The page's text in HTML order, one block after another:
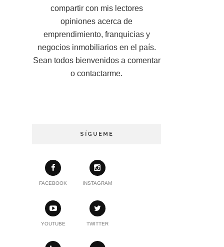
compartir con mis lectores
opiniones acerca de
emprendimiento, franquicias y
negocios inmobiliarios en el país.
Sean todos bienvenidos a comentar
o contactarme.
SÍGUEME
FACEBOOK INSTAGRAM
YOUTUBE TWITTER